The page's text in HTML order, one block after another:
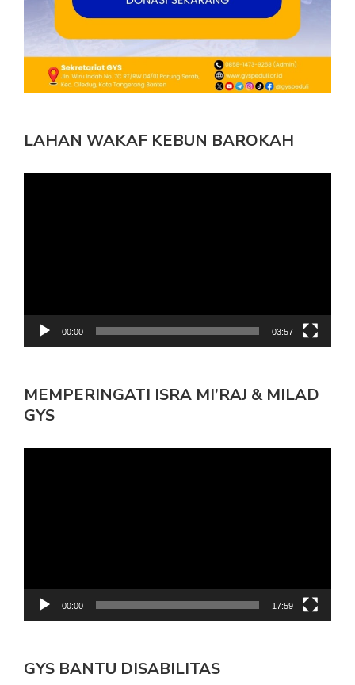
LAHAN WAKAF KEBUN BAROKAH
00:00 03:57
MEMPERINGATI ISRA MI’RAJ & MILAD
GYS
00:00 17:59
GYS BANTU DISABILITAS